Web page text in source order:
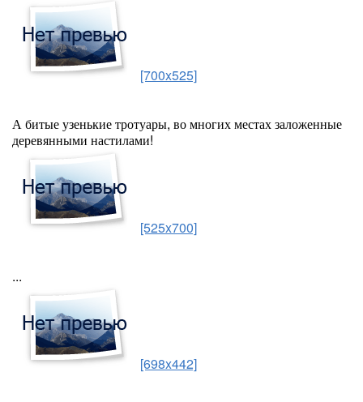
[700x525]
А битые узенькие тротуары, во многих местах заложенные
деревянными настилами!
[525x700]
...
[698x442]